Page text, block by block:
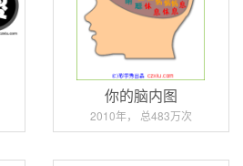
你的脑内图
2010年， 总483万次